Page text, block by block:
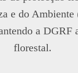
e do
a DGRF
florestal.